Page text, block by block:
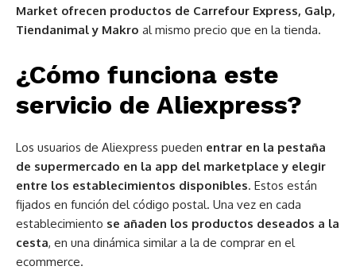
Market ofrecen productos de Carrefour Express, Galp,
Tiendanimal y Makro al mismo precio que en la tienda.
¿Cómo funciona este
servicio de Aliexpress?
Los usuarios de Aliexpress pueden entrar en la pestaña
de supermercado en la app del marketplace y elegir
entre los establecimientos disponibles. Estos están
fijados en función del código postal. Una vez en cada
establecimiento se añaden los productos deseados a la
cesta, en una dinámica similar a la de comprar en el
ecommerce.